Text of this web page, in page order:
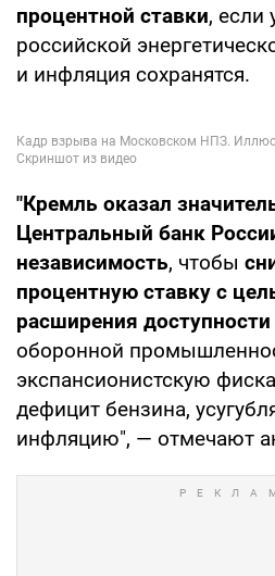
процентной ставки, если
российской
и инфляция сохранятся.
"Кремль оказал
Центральный банк
независимость, чтобы
процентную ставку с
расширения доступности
оборонной
экспансионистскую
дефицит бензина,
инфляцию", — отмечают